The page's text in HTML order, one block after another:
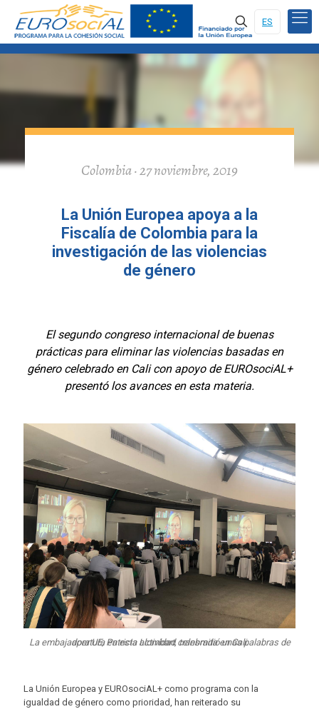
ES
Colombia · 27 noviembre, 2019
La Unión Europea apoya a la
Fiscalía de Colombia para la
investigación de las violencias
de género
El segundo congreso internacional de buenas
prácticas para eliminar las violencias basadas en
género celebrado en Cali con apoyo de EUROsociAL+
presentó los avances en esta materia.
La embajadora UE, Patricia Llombart, transmitió unas palabras de apertura en esta actividad celebrada en Cali.
La Unión Europea y EUROsociAL+ como programa con la
igualdad de género como prioridad, han reiterado su